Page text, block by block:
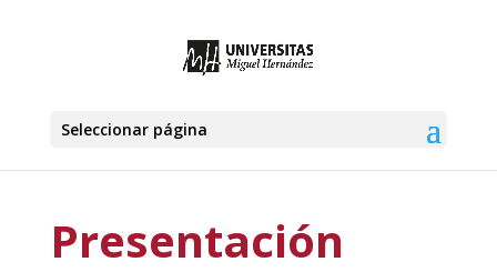
Seleccionar página
Presentación